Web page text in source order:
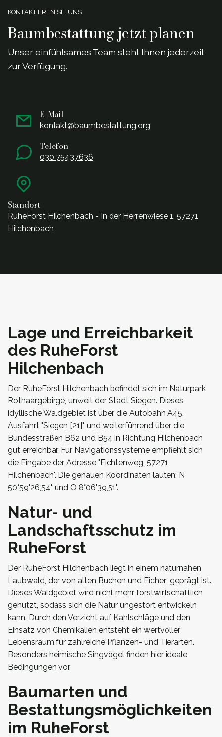
KONTAKTIEREN SIE UNS
Baumbestattung jetzt planen
Unser einfühlsames Team steht Ihnen jederzeit
zur Verfügung.
E-Mail
kontakt@baumbestattung.org
Telefon
030 75437636
Standort
RuheForst Hilchenbach - In der Herrenwiese 1, 57271
Hilchenbach
Lage und Erreichbarkeit
des RuheForst
Hilchenbach
Der RuheForst Hilchenbach befindet sich im Naturpark
Rothaargebirge, unweit der Stadt Siegen. Dieses
idyllische Waldgebiet ist über die Autobahn A45,
Ausfahrt "Siegen [21]", und weiterführend über die
Bundesstraßen B62 und B54 in Richtung Hilchenbach
gut erreichbar. Für Navigationssysteme empfiehlt sich
die Eingabe der Adresse "Fichtenweg, 57271
Hilchenbach". Die genauen Koordinaten lauten: N
50°59'26,54" und O 8°06'39,51".
Natur- und
Landschaftsschutz im
RuheForst
Der RuheForst Hilchenbach liegt in einem naturnahen
Laubwald, der von alten Buchen und Eichen geprägt ist.
Dieses Waldgebiet wird nicht mehr forstwirtschaftlich
genutzt, sodass sich die Natur ungestört entwickeln
kann. Durch den Verzicht auf Kahlschläge und den
Einsatz von Chemikalien entsteht ein wertvoller
Lebensraum für zahlreiche Pflanzen- und Tierarten.
Besonders heimische Singvögel finden hier ideale
Bedingungen vor.
Baumarten und
Bestattungsmöglichkeiten
im RuheForst